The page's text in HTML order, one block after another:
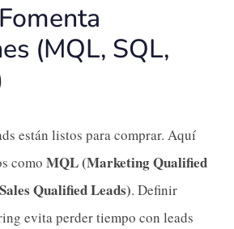
(MQL, SQL,
están listos para comprar. Aquí
como MQL (Marketing Qualified
Qualified Leads). Definir
evita perder tiempo con leads